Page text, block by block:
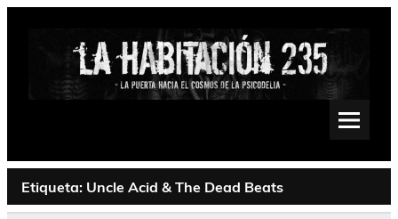
Saltar
Psychedelic, Stoner, Doom, Sludge, Fuzz, Space, Drone
Etiqueta: Uncle Acid & The Dead Beats